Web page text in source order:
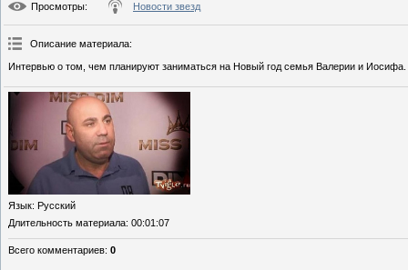
Просмотры: Новости звезд
Описание материала:
Интервью о том, чем планируют заниматься на Новый год семья Валерии и Иосифа.
Язык: Русский
Длительность материала: 00:01:07
Всего комментариев: 0